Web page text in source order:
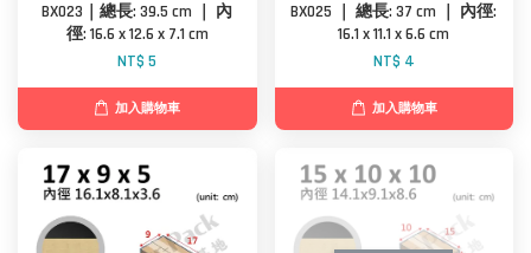
BX023｜總長: 39.5 cm ｜ 內
徑: 16.6 x 12.6 x 7.1 cm
NT$ 5
加入購物車
BX025 ｜ 總長: 37 cm ｜ 內徑:
16.1 x 11.1 x 6.6 cm
NT$ 4
加入購物車